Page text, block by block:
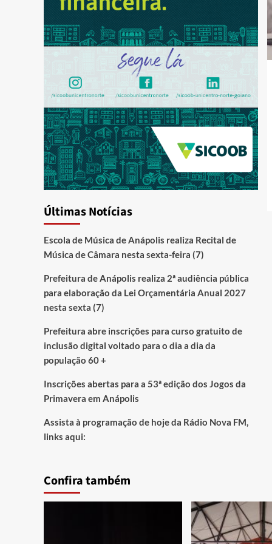
Últimas Notícias
Escola de Música de Anápolis realiza Recital de
Música de Câmara nesta sexta-feira (7)
Prefeitura de Anápolis realiza 2ª audiência pública
para elaboração da Lei Orçamentária Anual 2027
nesta sexta (7)
Prefeitura abre inscrições para curso gratuito de
inclusão digital voltado para o dia a dia da
população 60 +
Inscrições abertas para a 53ª edição dos Jogos da
Primavera em Anápolis
Assista à programação de hoje da Rádio Nova FM,
links aqui:
Confira também